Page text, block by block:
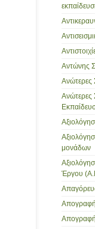
Αντώνης
Ανώτερες
Ανώτερες
μονάδων
Έργου
Απογραφή